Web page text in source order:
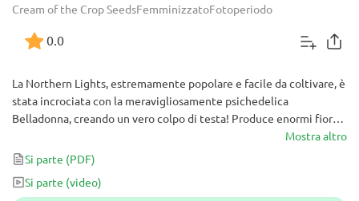
Cream of the Crop SeedsFemminizzatoFotoperiodo
0.0
La Northern Lights, estremamente popolare e facile da coltivare, è
stata incrociata con la meravigliosamente psichedelica
Belladonna, creando un vero colpo di testa! Produce enormi fiori
Mostra altro
Si parte (PDF)
Si parte (video)